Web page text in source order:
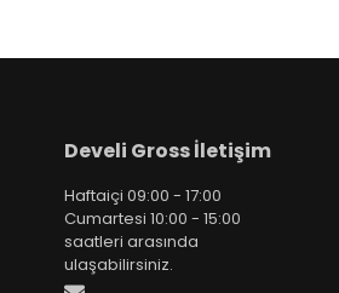
Develi Gross İletişim
Haftaiçi 09:00 - 17:00
Cumartesi 10:00 - 15:00
saatleri arasında
ulaşabilirsiniz.